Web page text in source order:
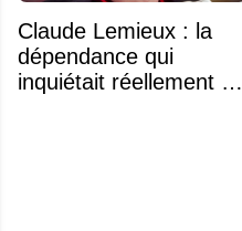
Claude Lemieux : la
dépendance qui
inquiétait réellement sa